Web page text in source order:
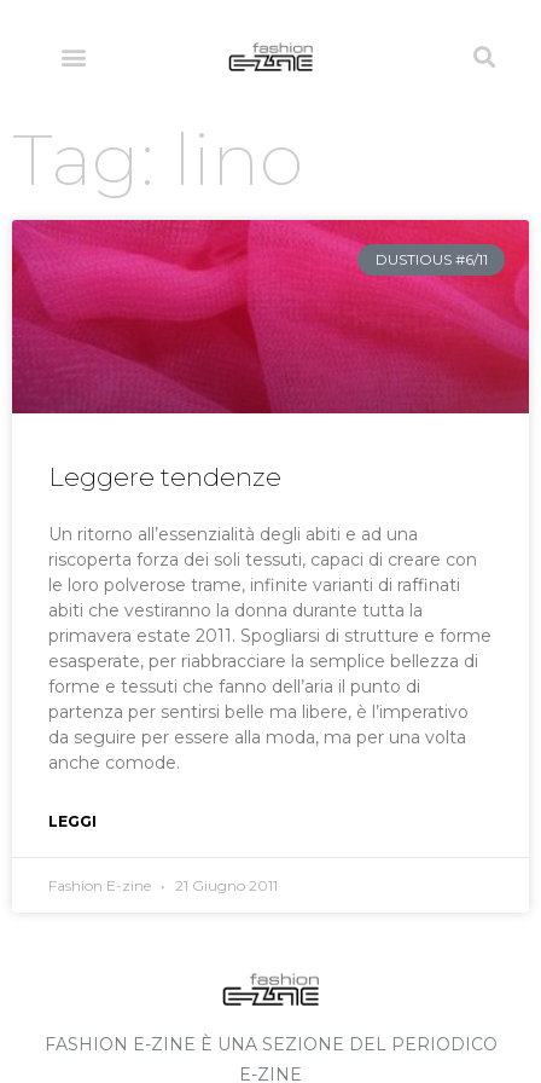
Tag: lino
DUSTIOUS #6/11
Leggere tendenze
Un ritorno all’essenzialità degli abiti e ad una
riscoperta forza dei soli tessuti, capaci di creare con
le loro polverose trame, infinite varianti di raffinati
abiti che vestiranno la donna durante tutta la
primavera estate 2011. Spogliarsi di strutture e forme
esasperate, per riabbracciare la semplice bellezza di
forme e tessuti che fanno dell’aria il punto di
partenza per sentirsi belle ma libere, è l’imperativo
da seguire per essere alla moda, ma per una volta
anche comode.
LEGGI
Fashion E-zine 21 Giugno 2011
FASHION E-ZINE È UNA SEZIONE DEL PERIODICO
E-ZINE